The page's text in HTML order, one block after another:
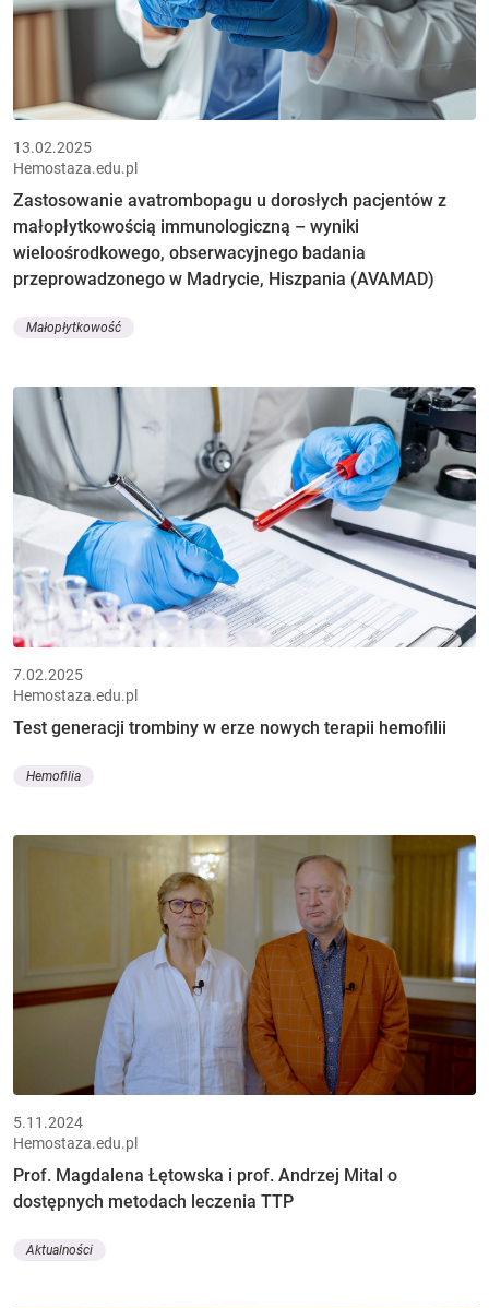
13.02.2025
Hemostaza.edu.pl
Zastosowanie avatrombopagu u dorosłych pacjentów z
małopłytkowością immunologiczną – wyniki
wieloośrodkowego, obserwacyjnego badania
przeprowadzonego w Madrycie, Hiszpania (AVAMAD)
Małopłytkowość
7.02.2025
Hemostaza.edu.pl
Test generacji trombiny w erze nowych terapii hemofilii
Hemofilia
5.11.2024
Hemostaza.edu.pl
Prof. Magdalena Łętowska i prof. Andrzej Mital o
dostępnych metodach leczenia TTP
Aktualności